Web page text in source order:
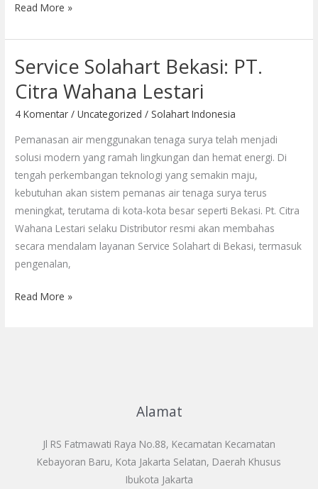
Read More »
Service Solahart Bekasi: PT.
Citra Wahana Lestari
4 Komentar /Uncategorized / Solahart Indonesia
Pemanasan air menggunakan tenaga surya telah menjadi
solusi modern yang ramah lingkungan dan hemat energi. Di
tengah perkembangan teknologi yang semakin maju,
kebutuhan akan sistem pemanas air tenaga surya terus
meningkat, terutama di kota-kota besar seperti Bekasi. Pt. Citra
Wahana Lestari selaku Distributor resmi akan membahas
secara mendalam layanan Service Solahart di Bekasi, termasuk
pengenalan,
Service
Bekasi:
PT.
Citra
Wahana
Lestari
Read More »
Alamat
Jl RS Fatmawati Raya No.88, Kecamatan Kecamatan
Kebayoran Baru, Kota Jakarta Selatan, Daerah Khusus
Ibukota Jakarta